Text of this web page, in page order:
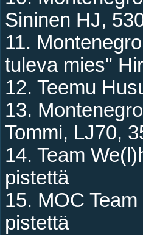
Sininen HJ,
11.
tuleva mies"
12. Teemu
13.
Tommi, LJ70,
14. Team
pistettä
15. MOC
pistettä